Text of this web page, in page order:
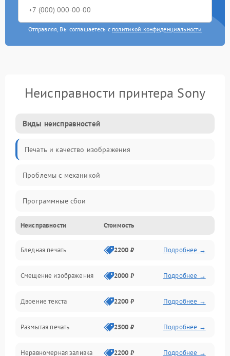
Отправляя, Вы соглашаетесь с политикой конфиденциальности
Неисправности принтера Sony
Виды неисправностей
Печать и качество изображения
Проблемы с механикой
Программные сбои
Программные ошибки
Картриджи и расходники
Механика и узлы
Подключение и интерфейсы
Панель управления и индикация
Неисправности Стоимость
Бледная печать 2200 ₽ Подробнее →
Смещение изображения 2000 ₽ Подробнее →
Двоение текста 2200 ₽ Подробнее →
Размытая печать 2500 ₽ Подробнее →
Неравномерная заливка 2200 ₽ Подробнее →